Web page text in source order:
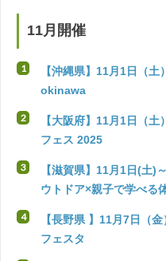
11月開催
【沖縄県】11月1日（
okinawa
【大阪府】11月1日（
フェス 2025
【滋賀県】11月1日(土)
ウトドア×親子で学べる
【長野県 】11月7日（
フェスタ